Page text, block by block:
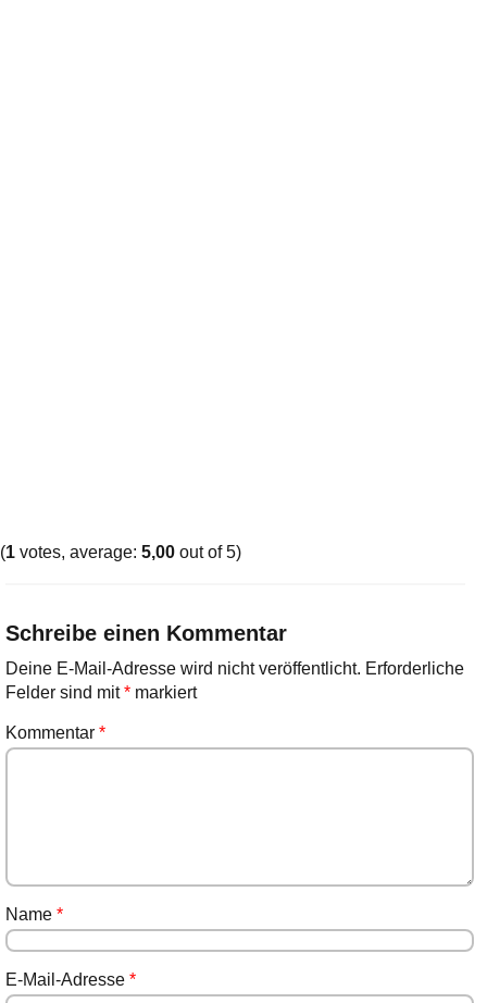
(1 votes, average: 5,00 out of 5)
Schreibe einen Kommentar
Deine E-Mail-Adresse wird nicht veröffentlicht. Erforderliche
Felder sind mit*markiert
Kommentar *
Name *
E-Mail-Adresse *